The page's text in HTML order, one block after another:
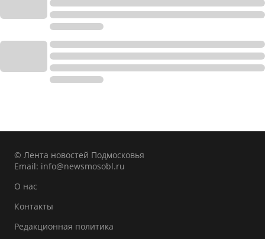
© Лента новостей Подмосковья
Email: info@newsmosobl.ru
О нас
Контакты
Редакционная политика